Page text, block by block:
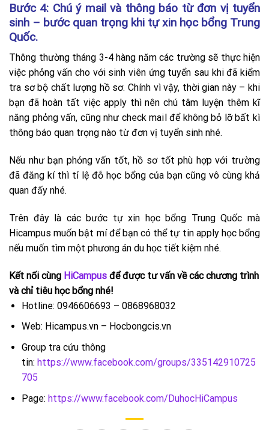
Bước 4: Chú ý mail và thông báo từ đơn vị tuyển
sinh – bước quan trọng khi tự xin học bổng Trung
Quốc.
Thông thường tháng 3-4 hàng năm các trường sẽ thực hiện
việc phỏng vấn cho với sinh viên ứng tuyển sau khi đã kiểm
tra sơ bộ chất lượng hồ sơ. Chính vì vậy, thời gian này – khi
bạn đã hoàn tất việc apply thì nên chú tâm luyện thêm kĩ
năng phỏng vấn, cũng như check mail để không bỏ lỡ bất kì
thông báo quan trọng nào từ đơn vị tuyển sinh nhé.
Nếu như bạn phỏng vấn tốt, hồ sơ tốt phù hợp với trường
đã đăng kí thì tỉ lệ đỗ học bổng của bạn cũng vô cùng khả
quan đấy nhé.
Trên đây là các bước tự xin học bổng Trung Quốc mà
Hicampus muốn bật mí để bạn có thể tự tin apply học bổng
nếu muốn tìm một phương án du học tiết kiệm nhé.
Kết nối cùng HiCampus để được tư vấn về các chương trình
và chỉ tiêu học bổng nhé!
Hotline: 0946606693 – 0868968032
Web: Hicampus.vn – Hocbongcis.vn
Group tra cứu thông
tin: https://www.facebook.com/groups/335142910725
705
Page: https://www.facebook.com/DuhocHiCampus